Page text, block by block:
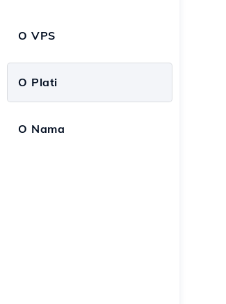
O VPS
O Plati
O Nama